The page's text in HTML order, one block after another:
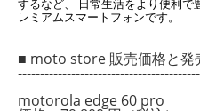
するなど、 日常生活をより便利
レミアムスマートフォンです。
■ moto store 販売価格と発
motorola edge 60 pro